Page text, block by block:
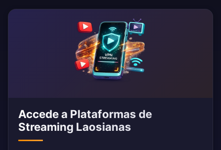
Accede a Plataformas de
Streaming Laosianas